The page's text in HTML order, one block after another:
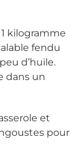
kilogramme
fendu
d’huile.
dans un
et
pour